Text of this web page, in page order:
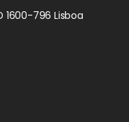
1600-796 Lisboa